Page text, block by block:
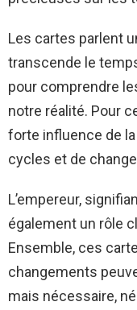
Les cartes parlent
transcende le
pour comprendre
notre réalité. Pour
forte influence de
cycles et de
L’empereur,
également un rôle
Ensemble, ces
changements
mais nécessaire,